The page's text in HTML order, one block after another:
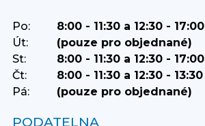
Po:
8:00 - 11:30 a 12:30 - 17:00
Út:
(pouze pro objednané)
St:
8:00 - 11:30 a 12:30 - 17:00
Čt:
8:00 - 11:30 a 12:30 - 13:30
Pá:
(pouze pro objednané)
PODATELNA